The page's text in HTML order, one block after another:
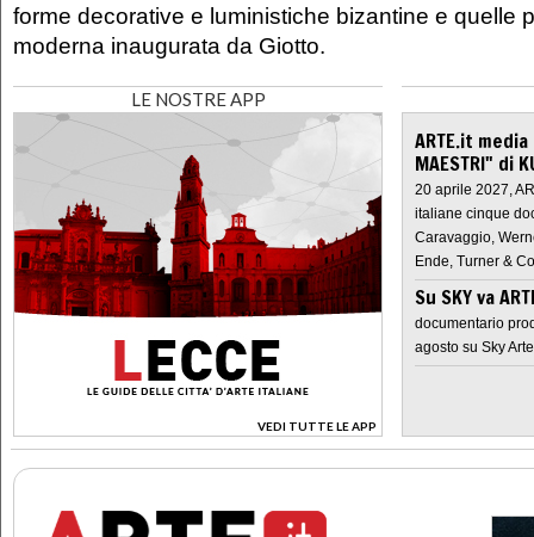
forme decorative e luministiche bizantine e quelle
moderna inaugurata da Giotto.
LE NOSTRE APP
VEDI TUTTE LE APP
>
ARTE.it
MAESTRI" di
20 aprile 2027,
italiane cinque
Caravaggio,
Ende, Turner &
Su SKY va
documentario
agosto su Sky Arte